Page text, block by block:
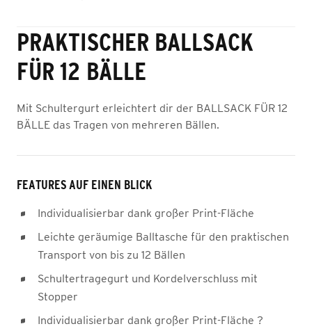
PRAKTISCHER BALLSACK
FÜR 12 BÄLLE
Mit Schultergurt erleichtert dir der BALLSACK FÜR 12
BÄLLE das Tragen von mehreren Bällen.
FEATURES AUF EINEN BLICK
Individualisierbar dank großer Print-Fläche
Leichte geräumige Balltasche für den praktischen
Transport von bis zu 12 Bällen
Schultertragegurt und Kordelverschluss mit
Stopper
Individualisierbar dank großer Print-Fläche ?